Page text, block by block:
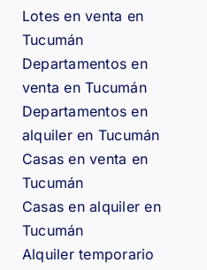
Lotes en venta en
Tucumán
Departamentos en
venta en Tucumán
Departamentos en
alquiler en Tucumán
Casas en venta en
Tucumán
Casas en alquiler en
Tucumán
Alquiler temporario